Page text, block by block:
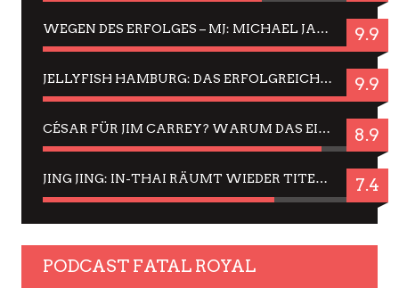
WEGEN DES ERFOLGES – MJ: MICHAEL JACKSON MUSICAL IN EINER MATINEE SEHEN 9.9
JELLYFISH HAMBURG: DAS ERFOLGREICHE SOMMER-MENÜ 2025 IN GEFÜHLEN UND BILDERN 9.9
CÉSAR FÜR JIM CARREY? WARUM DAS EINER DER NERVIGSTEN ACTORS IST UND BLEIBT 8.9
JING JING: IN-THAI RÄUMT WIEDER TITEL AB – EIN ZWEI-STUNDEN-ERLEBNISBERICHT 7.4
PODCAST FATAL ROYAL